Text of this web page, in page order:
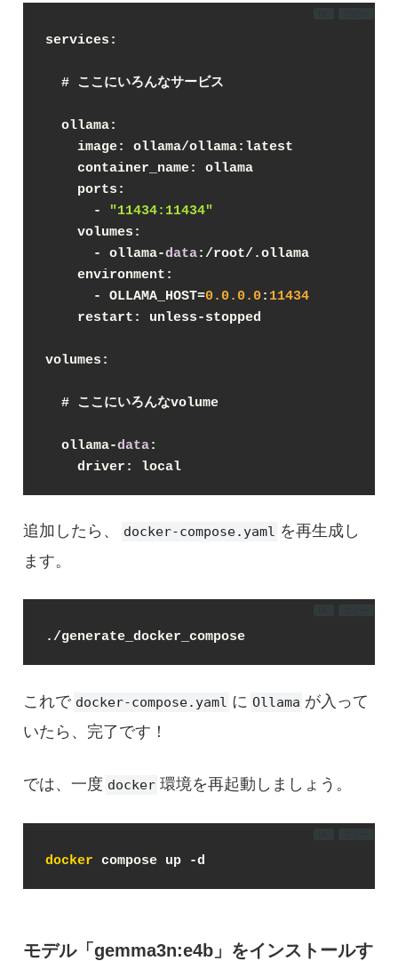
services:
  # ここにいろんなサービス
  ollama:
    image: ollama/ollama:latest
    container_name: ollama
    ports:
      -
"11434:11434"
    volumes:
      - ollama-
data:/root/.ollama
    environment:
      - OLLAMA_HOST=
0.0 .0 .0 : 11434
    restart: unless-stopped
volumes:
  # ここにいろんなvolume
  ollama-
data:
    driver: local
追加したら、 docker-compose.yaml を再生成し
ます。
./generate_docker_compose
これで docker-compose.yaml に Ollama が入って
いたら、完了です！
では、一度 docker 環境を再起動しましょう。
docker compose up -d
モデル「gemma3n:e4b」をインストールす